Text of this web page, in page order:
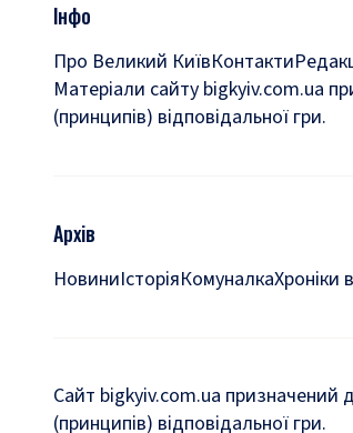
Інфо
Про Великий КиївКонтакти
Матеріали сайту bigkyiv.com.ua
(принципів) відповідальної гри.
Архів
НовиниІсторіяКомуналкаХроніки
Сайт bigkyiv.com.ua призначений
(принципів) відповідальної гри.